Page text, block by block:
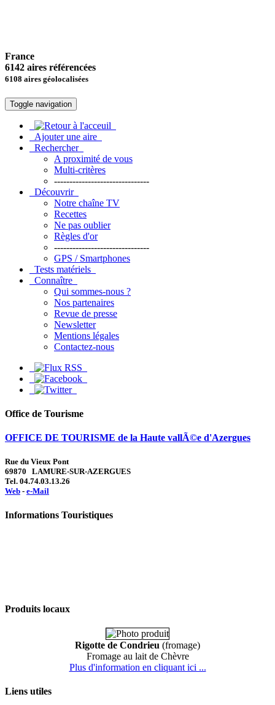
France
6142 aires référencées
6108 aires géolocalisées
Toggle navigation
Ajouter une aire
Rechercher
A proximité de vous
Multi-critères
-------------------------------
Découvrir
Notre chaîne TV
Recettes
Ne pas oublier
Règles d'or
-------------------------------
GPS / Smartphones
Tests matériels
Connaître
Qui sommes-nous ?
Nos partenaires
Revue de presse
Newsletter
Mentions légales
Contactez-nous
Office de Tourisme
OFFICE DE TOURISME de la Haute vallÃ©e d'Azergues
Rue du Vieux Pont
69870 LAMURE-SUR-AZERGUES
Tel. 04.74.03.13.26
Web - e-Mail
Informations Touristiques
Produits locaux
Rigotte de Condrieu (fromage)
Fromage au lait de Chèvre
Plus d'information en cliquant ici ...
Liens utiles